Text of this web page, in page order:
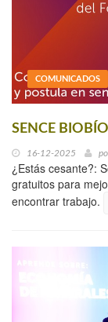
COMUNICADOS
SENCE
16-12-2025
¿Estás cesante?:
gratuitos para
encontrar trabajo.